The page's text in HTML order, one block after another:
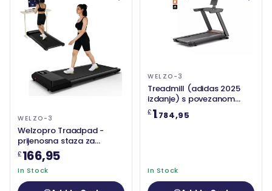
WELZO-3
Welzopro Traadpad -
prijenosna staza za
trčanje (kapacitet od 300
funti)
£166,95
In Stock
WELZO-3
Treadmill (adidas 2025
izdanje) s povezanom
fitnessom
£1.784,95
In Stock